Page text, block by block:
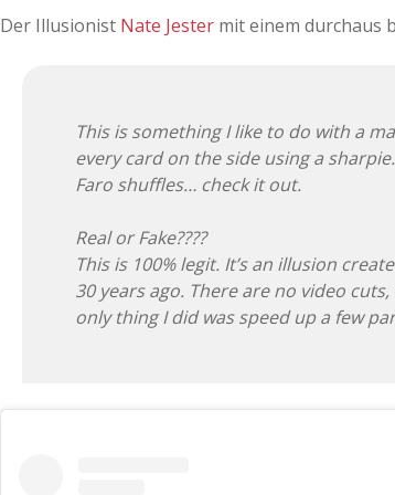
Der Illusionist Nate Jester mit einem durchaus
This is something I like to do with a
every card on the side using a
Faro shuffles… check it out.
Real or Fake????
This is 100% legit. It’s an illusion
30 years ago. There are no video
only thing I did was speed up a few